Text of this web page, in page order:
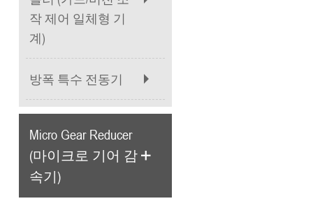
작 제어 일체형 기
계)
방폭 특수 전동기
Micro Gear Reducer
(마이크로 기어 감
속기)